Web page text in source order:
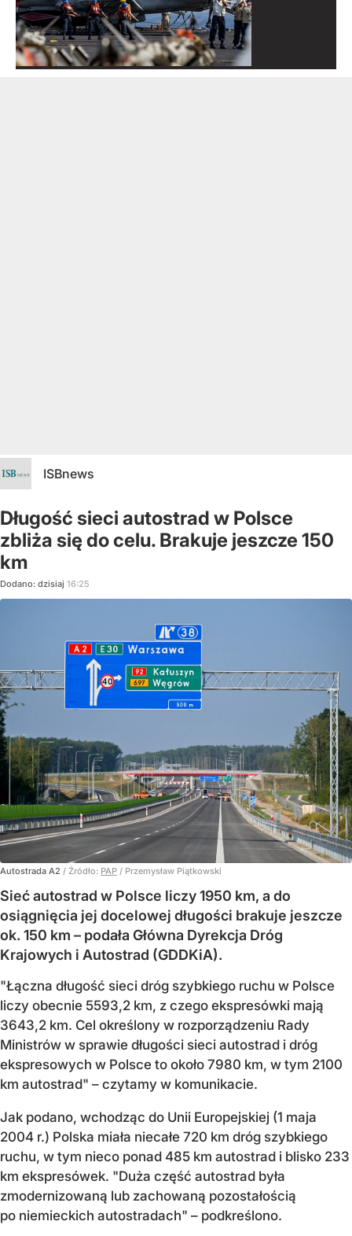
ISBnews
Długość sieci autostrad w Polsce
zbliża się do celu. Brakuje jeszcze 150
km
Dodano: dzisiaj 16:25
Autostrada A2 / Źródło: PAP / Przemysław Piątkowski
Sieć autostrad w Polsce liczy 1950 km, a do
osiągnięcia jej docelowej długości brakuje jeszcze
ok. 150 km – podała Główna Dyrekcja Dróg
Krajowych i Autostrad (GDDKiA).
"Łączna długość sieci dróg szybkiego ruchu w Polsce
liczy obecnie 5593,2 km, z czego ekspresówki mają
3643,2 km. Cel określony w rozporządzeniu Rady
Ministrów w sprawie długości sieci autostrad i dróg
ekspresowych w Polsce to około 7980 km, w tym 2100
km autostrad" – czytamy w komunikacie.
Jak podano, wchodząc do Unii Europejskiej (1 maja
2004 r.) Polska miała niecałe 720 km dróg szybkiego
ruchu, w tym nieco ponad 485 km autostrad i blisko 233
km ekspresówek. "Duża część autostrad była
zmodernizowaną lub zachowaną pozostałością
po niemieckich autostradach" – podkreślono.